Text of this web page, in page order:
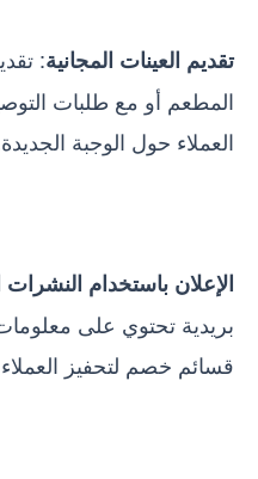
تقديم العينات المجانية:
المطعم أو مع طلبات
العملاء حول الوجبة
الإعلان باستخدام النشرات
بريدية تحتوي على
قسائم خصم لتحفيز